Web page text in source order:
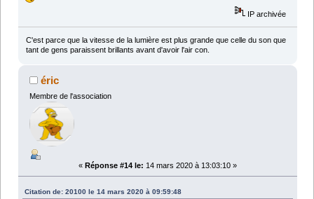
IP archivée
C'est parce que la vitesse de la lumière est plus grande que celle du son que
tant de gens paraissent brillants avant d'avoir l'air con.
éric
Membre de l'association
« Réponse #14 le: 14 mars 2020 à 13:03:10 »
Citation de: 20100 le 14 mars 2020 à 09:59:48